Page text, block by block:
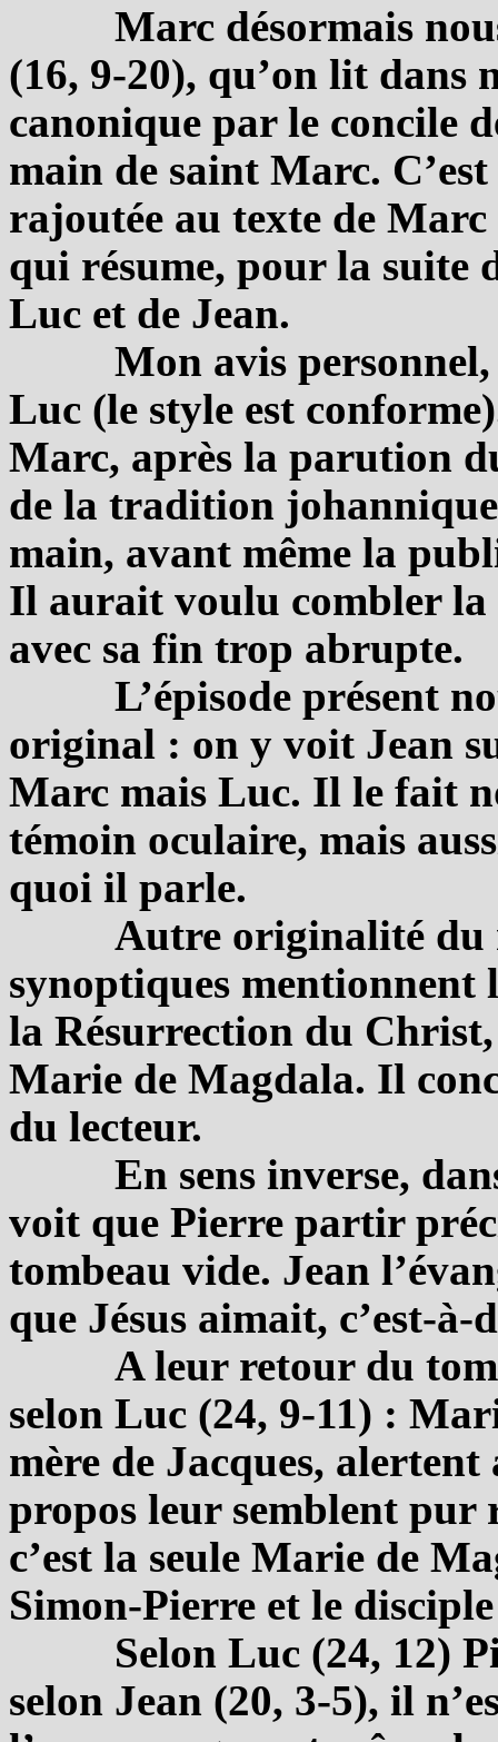
Marc désormais
(16, 9-20), qu’on lit dans
canonique par le concile
main de saint Marc.
rajoutée au texte de
qui résume, pour la suite
Luc et de Jean.
Mon avis personnel,
Luc (le style est
Marc, après la parution
de la tradition
main, avant même la
Il aurait voulu combler la
avec sa fin trop abrupte.
L’épisode présent
original : on y voit Jean
Marc mais Luc. Il le fait
témoin oculaire, mais
quoi il parle.
Autre originalité du
synoptiques mentionnent
la Résurrection du
Marie de Magdala. Il
du lecteur.
En sens inverse,
voit que Pierre partir
tombeau vide. Jean
que Jésus aimait, c’est-
A leur retour du
selon Luc (24, 9-11) :
mère de Jacques,
propos leur semblent pur
c’est la seule Marie de
Simon-Pierre et le
Selon Luc (24, 12)
selon Jean (20, 3-5), il